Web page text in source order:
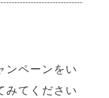
ンペーンをい
みてください